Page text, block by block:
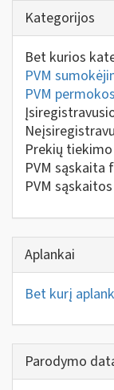
Kategorijos
Bet kurios
PVM
PVM
Prekių
PVM sąskaita
PVM
Aplankai
Bet kurį
Parodymo